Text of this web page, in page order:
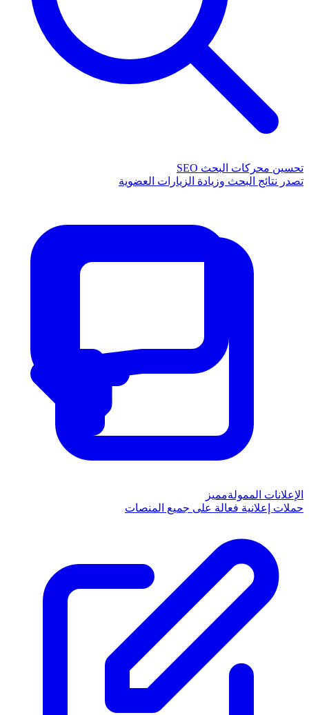
تحسين محركات البحث SEO
تصدر نتائج البحث وزيادة الزيارات العضوية
الإعلانات الممولةمميز
حملات إعلانية فعالة على جميع المنصات